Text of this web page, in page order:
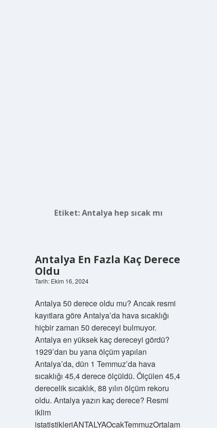
Etiket:Antalya hep sıcak mı
Antalya En Fazla Kaç Derece
Oldu
Tarih: Ekim 16, 2024
Antalya 50 derece oldu mu? Ancak resmi
kayıtlara göre Antalya’da hava sıcaklığı
hiçbir zaman 50 dereceyi bulmuyor.
Antalya en yüksek kaç dereceyi gördü?
1929’dan bu yana ölçüm yapılan
Antalya’da, dün 1 Temmuz’da hava
sıcaklığı 45,4 derece ölçüldü. Ölçülen 45,4
derecelik sıcaklık, 88 yılın ölçüm rekoru
oldu. Antalya yazın kaç derece? Resmi
iklim
istatistikleriANTALYAOcakTemmuzOrtalam